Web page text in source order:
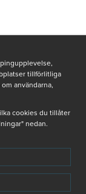
nyhetsbrev.
tillförlitliga
användarna,
cookies du tillåter
nedan.